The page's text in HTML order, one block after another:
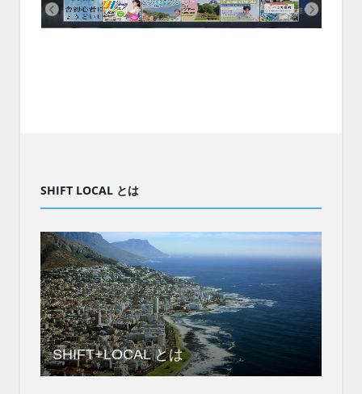
SHIFT LOCAL とは
SHIFT+LOCAL とは